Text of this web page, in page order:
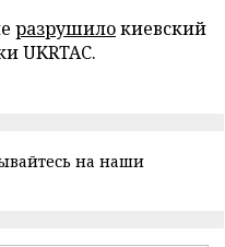
разрушилокиевский
UKRTAC.
на наши